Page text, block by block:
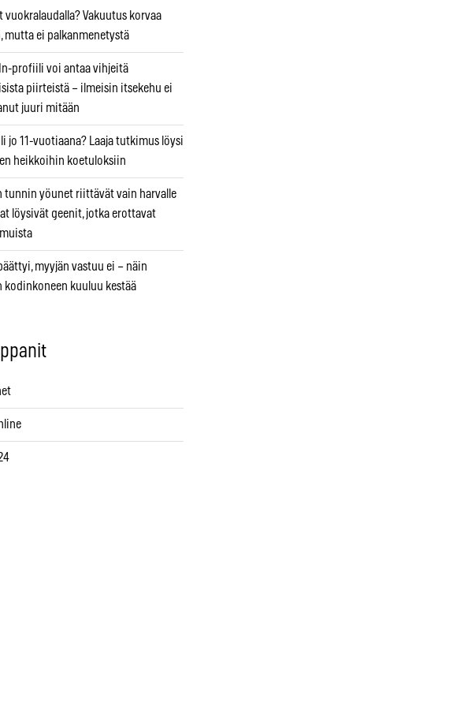
vuokralaudalla? Vakuutus korvaa
mutta ei palkanmenetystä
profiili voi antaa vihjeitä
piirteistä – ilmeisin itsekehu ei
juuri mitään
jo 11-vuotiaana? Laaja tutkimus löysi
heikkoihin koetuloksiin
tunnin yöunet riittävät vain harvalle
löysivät geenit, jotka erottavat
myyjän vastuu ei – näin
kodinkoneen kuuluu kestää